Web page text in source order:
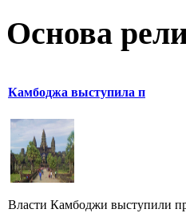
Основа
Камбоджа выступила п
Власти Камбоджи выступили